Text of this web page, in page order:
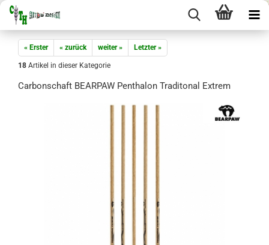
« Erster « zurück weiter » Letzter »
18 Artikel in dieser Kategorie
Carbonschaft BEARPAW Penthalon Traditonal Extrem